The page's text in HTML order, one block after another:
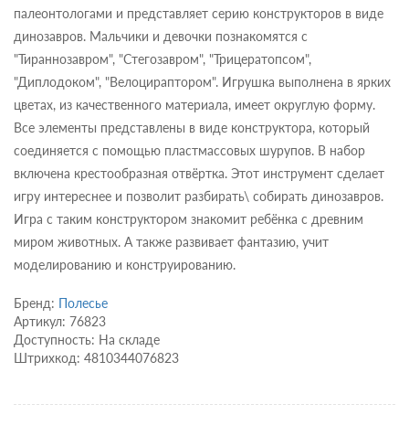
палеонтологами и представляет серию конструкторов в виде
динозавров. Мальчики и девочки познакомятся с
"Тираннозавром", "Стегозавром", "Трицератопсом",
"Диплодоком", "Велоцираптором". Игрушка выполнена в ярких
цветах, из качественного материала, имеет округлую форму.
Все элементы представлены в виде конструктора, который
соединяется с помощью пластмассовых шурупов. В набор
включена крестообразная отвёртка. Этот инструмент сделает
игру интереснее и позволит разбирать\ собирать динозавров.
Игра с таким конструктором знакомит ребёнка с древним
миром животных. А также развивает фантазию, учит
моделированию и конструированию.
Бренд: Полесье
Артикул: 76823
Доступность: На складе
Штрихкод: 4810344076823